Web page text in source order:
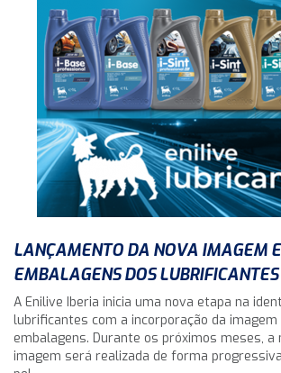
LANÇAMENTO DA NOVA IMAGEM
EMBALAGENS DOS LUBRIFICANTES
A Enilive Iberia inicia uma nova etapa na
lubrificantes com a incorporação da imagem
embalagens. Durante os próximos meses, a
imagem será realizada de forma